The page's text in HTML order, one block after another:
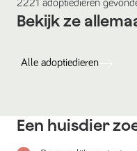
2221 adoptiedieren
Bekijk ze
Alle adoptiedieren
Een huisdier